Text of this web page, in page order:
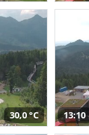
30,0 °C 13:10